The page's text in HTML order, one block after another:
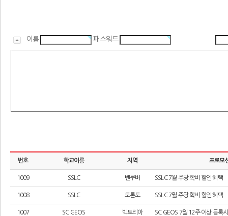
이름 패스워드
번호 학교이름 지역 프로모
1009 SSLC 벤쿠버 SSLC 7월 주당 학비 할인 혜택
1008 SSLC 토론토 SSLC 7월 주당 학비 할인 혜택
1007 SC GEOS 빅토리아 SC GEOS 7월 12주 이상 등록